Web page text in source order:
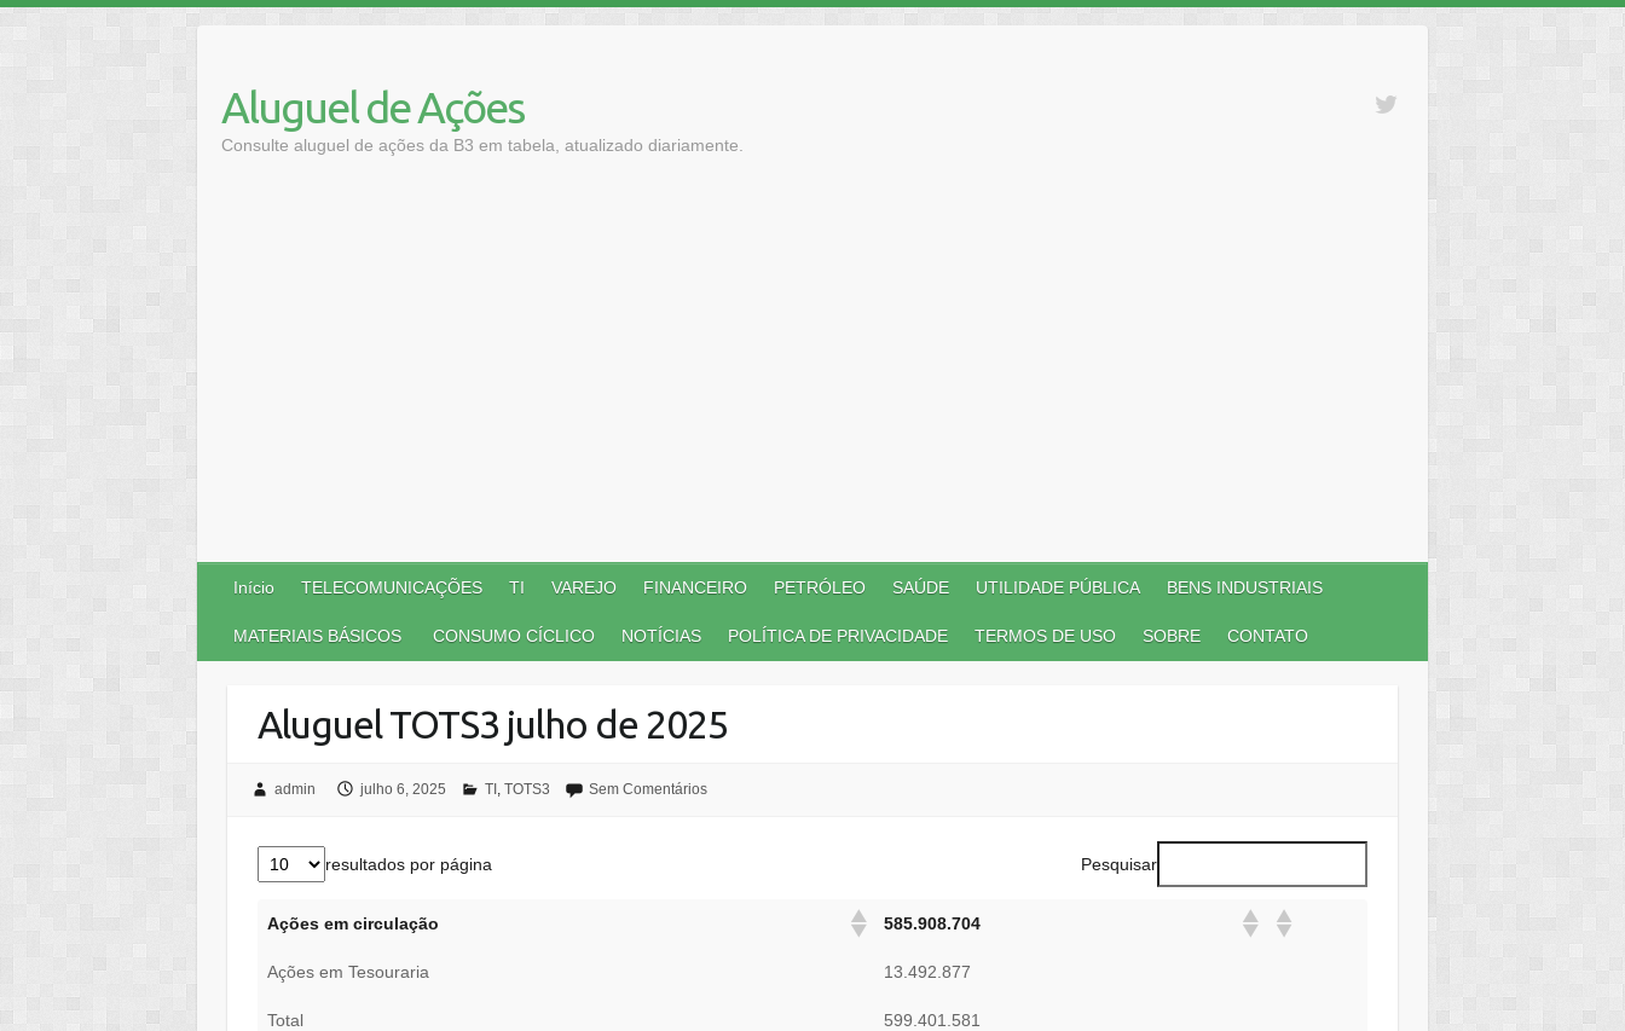
content
Aluguel de Ações
Consulte aluguel de ações da B3 em tabela, atualizado diariamente.
Início TELECOMUNICAÇÕES TI VAREJO FINANCEIRO PETRÓLEO SAÚDE UTILIDADE PÚBLICA BENS INDUSTRIAIS
MATERIAIS BÁSICOS CONSUMO CÍCLICO NOTÍCIAS POLÍTICA DE PRIVACIDADE TERMOS DE USO SOBRE CONTATO
Aluguel TOTS3 julho de 2025
admin julho 6, 2025 TI , TOTS3 Sem Comentários
resultados por página Pesquisar
Ações em circulação 585.908.704
Ações em Tesouraria 13.492.877
Total 599.401.581